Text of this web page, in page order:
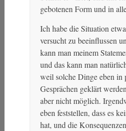
gebotenen Form und in
Ich habe die Situation
versucht zu beeinflussen
kann man meinem
und das kann man
weil solche Dinge eben in
Gesprächen geklärt
aber nicht möglich.
eben feststellen, dass es
hat, und die